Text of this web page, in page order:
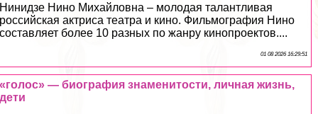
Нинидзе Нино Михайловна – молодая талантливая
российская актриса театра и кино. Фильмография Нино
составляет более 10 разных по жанру кинопроектов....
01 08 2026 16:29:51
«голос» — биография знаменитости, личная жизнь,
дети